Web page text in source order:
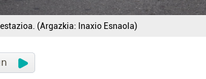
(Argazkia: Inaxio Esnaola)